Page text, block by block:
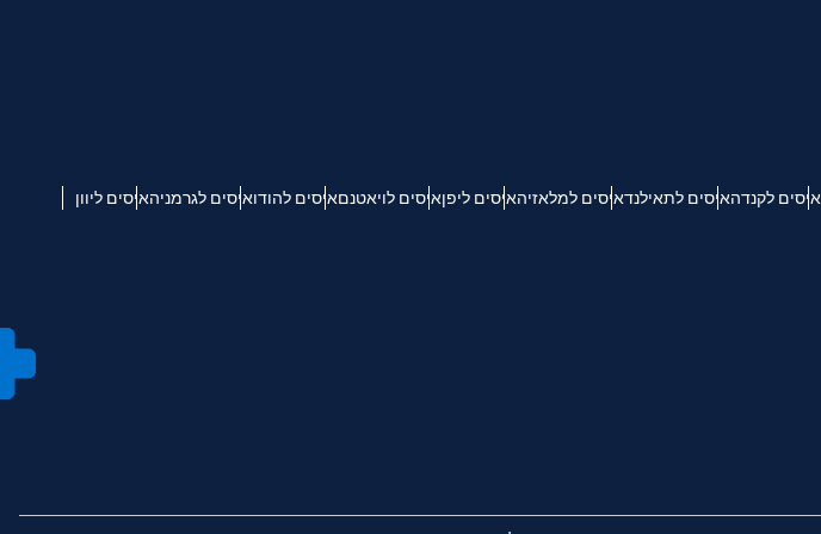
איסים לקנדהאיסים לתאילנדאיסים למלאזיהאיסים ליפןאיסים לויאטנםאיסים להודואיסים לגרמניהאיסים ליוון
简体中文